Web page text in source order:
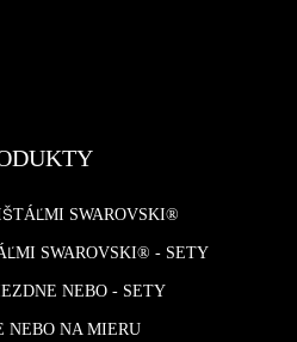
SWAROVSKI®
SWAROVSKI® - SETY
NEBO - SETY
NEBO NA MIERU